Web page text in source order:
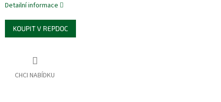
Detailní informace
KOUPIT V REPDOC